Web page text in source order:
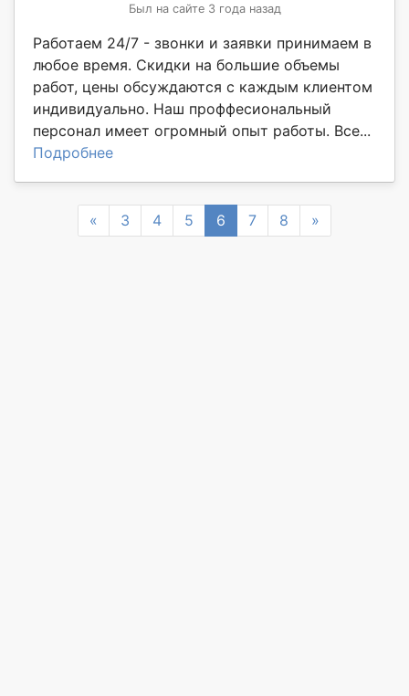
Был на сайте 3 года назад
Работаем 24/7 - звонки и заявки принимаем в
любое время. Скидки на большие объемы
работ, цены обсуждаются с каждым клиентом
индивидуально. Наш проффесиональный
персонал имеет огромный опыт работы. Все...
Подробнее
« Previous
3 4 5 6 7 8 »